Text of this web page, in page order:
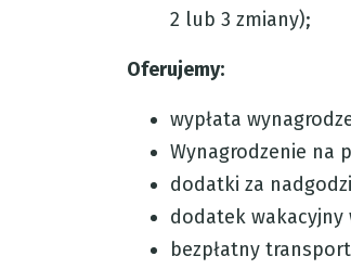
2 lub 3 zmiany);
Oferujemy:
wypłata
Wynagrodzenie na
dodatki za
dodatek wakacyjny
bezpłatny